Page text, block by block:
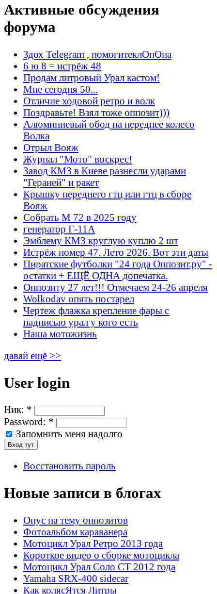
Активные обсуждения
форума
Здох Telegram , помогитеклОпОна
6 ю 8 = истрёж 48
Продам литровый Урал кастом!
Мне сегодня 50...
Отличие ходовой ретро и волк
Поздравьте! Взял тоже оппозит)))
Алюминиевый обод на переднее колесо
Волка
Отрыл Вояж
Журнал "Мото" воскрес!
Завод КМЗ в Киеве разнесли ударами
"Гераней" и ракет
Крышку переднего гтц или гтц в сборе
Вояж
Собрать М 72 в 2025 году
генератор Г-11А
Эмблему КМЗ круглую куплю 2 шт
Истрёж номер 47. Лето 2026. Вот эти даты
Пиратские футболки "24 года Оппозит.ру" -
остатки + ЕЩЁ ОДНА допечатка.
Оппозиту 27 лет!!! Отмечаем 24-26 апреля
Wolkodav опять постарел
Чертеж флажка крепление фары с
надписью урал у кого есть
Наша мотожизнь
давай ещё >>
User login
Ник: *
Password: *
Запомнить меня надолго
Восстановить пароль
Новые записи в блогах
Опус на тему оппозитов
Фотоальбом караванера
Мотоцикл Урал Ретро 2013 года
Короткое видео о сборке мотоцикла
Мотоцикл Урал Соло СТ 2012 года
Yamaha SRX-400 sidecar
Как колясЯтся Литры